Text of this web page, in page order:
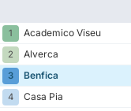
1 Academico Viseu
2
Alverca
3
Benfica
4
Casa Pia